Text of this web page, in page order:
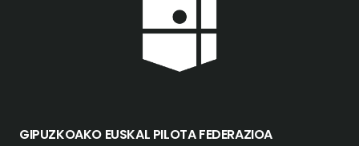
GIPUZKOAKO EUSKAL PILOTA FEDERAZIOA